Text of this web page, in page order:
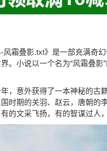
-风霜叠影.txt》是一部充满奇
。小说以一个名为“风霜叠
，意外获得了一本神秘的古
时期的关羽、赵云，唐朝
的文采飞扬，有的智谋过人